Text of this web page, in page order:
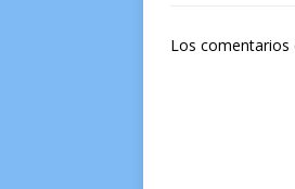
Los comentarios